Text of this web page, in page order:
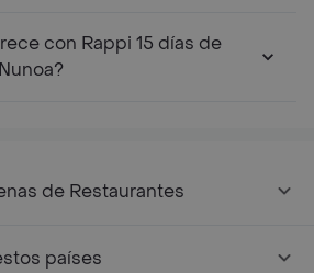
con Rappi 15 días de
de Restaurantes
países